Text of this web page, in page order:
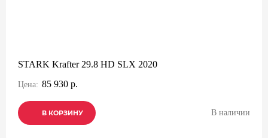
STARK Krafter 29.8 HD SLX 2020
Цена: 85 930 р.
В КОРЗИНУ
В КОРЗИНУ
В КОРЗИНУ В наличии